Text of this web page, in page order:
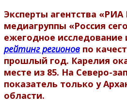
Эксперты агентства «РИА
медиагруппы «Россия
ежегодное исследование
рейтинг регионов по
прошлый год. Карелия
месте из 85. На Северо-
показатель только у
области.